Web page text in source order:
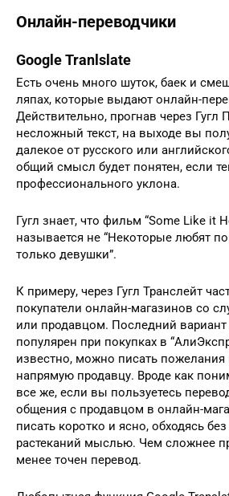
Онлайн-переводчики
Google Tranlslate
Есть очень много шуток, баек и
ляпах, которые выдают онлайн-
Действительно, прогнав через Гугл
несложный текст, на выходе вы
далекое от русского или
общий смысл будет понятен, если
профессионального уклона.
Гугл знает, что фильм “Some Like it
называется не “Некоторые любят
только девушки”.
К примеру, через Гугл Транслейт
покупатели онлайн-магазинов со
или продавцом. Последний вариант
популярен при покупках в
известно, можно писать пожелания
напрямую продавцу. Вроде как
все же, если вы пользуетесь
общения с продавцом в онлайн-
писать коротко и ясно, обходясь
растеканий мыслью. Чем сложнее
менее точен перевод.